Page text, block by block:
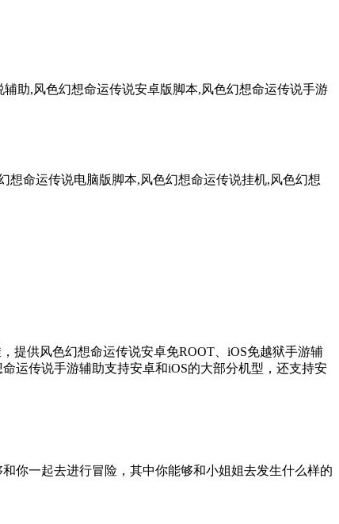
助,风色幻想命运传说安卓版脚本,风色幻想命运传说手游
想命运传说电脑版脚本,风色幻想命运传说挂机,风色幻想
提供风色幻想命运传说安卓免ROOT、iOS免越狱手游辅
运传说手游辅助支持安卓和iOS的大部分机型，还支持安
你一起去进行冒险，其中你能够和小姐姐去发生什么样的